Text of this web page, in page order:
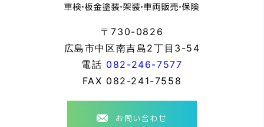
〒730-0826
広島市中区南吉島2丁目3-54
電話 082-246-7577
FAX 082-241-7558
お問い合わせ